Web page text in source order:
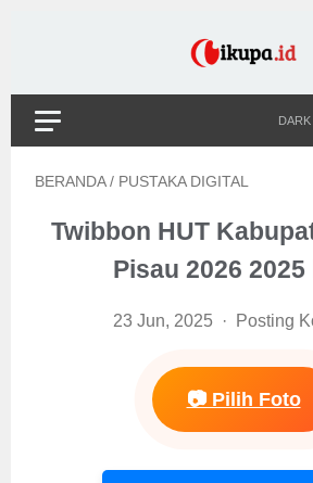
BERANDA / PUSTAKA DIGITAL
Twibbon HUT
Pisau 2026 2025
23 Jun, 2025 Posting
📷 Pilih Foto